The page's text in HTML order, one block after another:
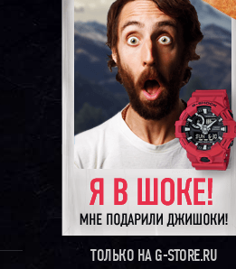
ТОЛЬКО НА G-STORE.RU